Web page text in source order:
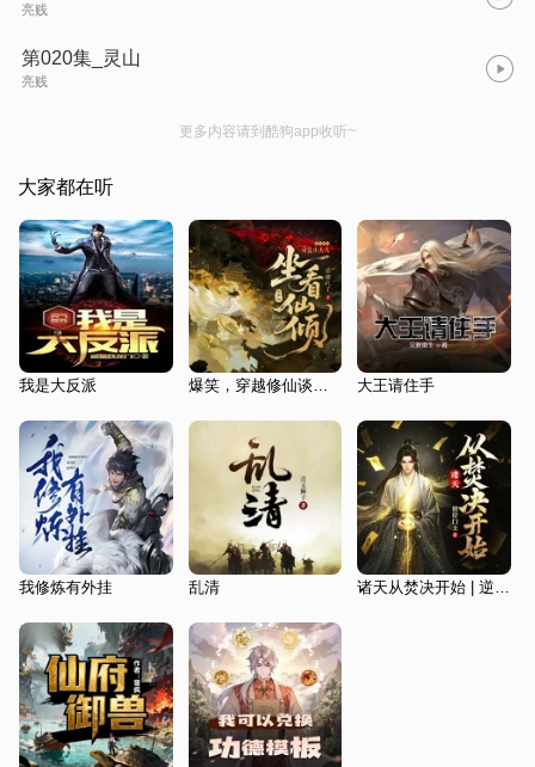
亮贱
第020集_灵山
亮贱
更多内容请到酷狗app收听~
大家都在听
我是大反派 爆笑，穿越修仙谈恋爱|坐看仙倾|逆袭爽文|仙侠权谋|司徒领衔多人有声剧 大王请住手
我修炼有外挂 乱清